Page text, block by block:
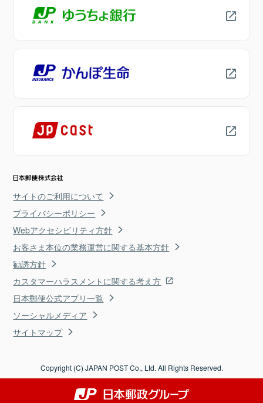
サイトのご利用について
プライバシーポリシー
Webアクセシビリティ方針
お客さま本位の業務運営に関する基本方針
勧誘方針
カスタマーハラスメントに関する考え方
日本郵便公式アプリ一覧
ソーシャルメディア
サイトマップ
Copyright (C) JAPAN POST Co., Ltd. All Rights Reserved.